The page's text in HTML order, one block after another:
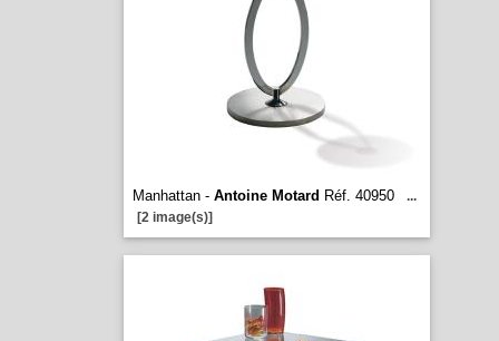
Manhattan - Antoine Motard Réf. 40950
...
[2 image(s)]